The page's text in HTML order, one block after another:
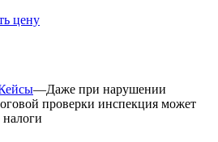
цену
—Даже при нарушении
проверки инспекция может